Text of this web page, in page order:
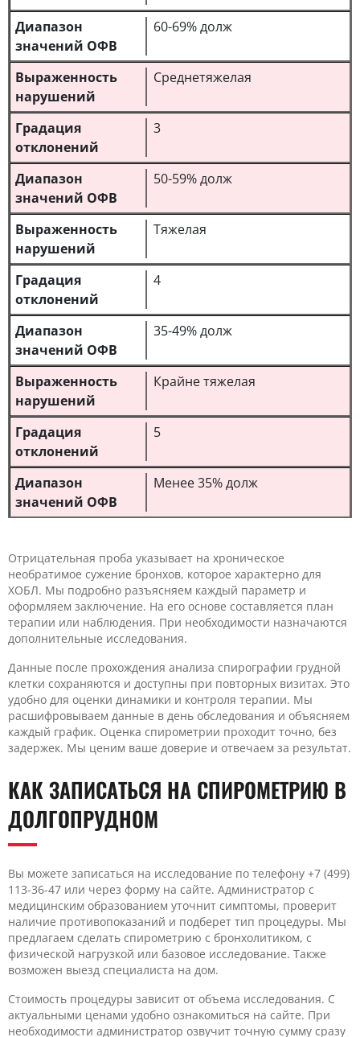
60-69% долж
Среднетяжелая
3
50-59% долж
Тяжелая
4
35-49% долж
Крайне тяжелая
5
Менее 35% долж
Отрицательная проба указывает на хроническое
необратимое сужение бронхов, которое характерно для
ХОБЛ. Мы подробно разъясняем каждый параметр и
оформляем заключение. На его основе составляется план
терапии или наблюдения. При необходимости назначаются
дополнительные исследования.
Данные после прохождения анализа спирографии грудной
клетки сохраняются и доступны при повторных визитах. Это
удобно для оценки динамики и контроля терапии. Мы
расшифровываем данные в день обследования и объясняем
каждый график. Оценка спирометрии проходит точно, без
задержек. Мы ценим ваше доверие и отвечаем за результат.
КАК ЗАПИСАТЬСЯ НА СПИРОМЕТРИЮ В
ДОЛГОПРУДНОМ
Вы можете записаться на исследование по телефону +7 (499)
113-36-47 или через форму на сайте. Администратор с
медицинским образованием уточнит симптомы, проверит
наличие противопоказаний и подберет тип процедуры. Мы
предлагаем сделать спирометрию с бронхолитиком, с
физической нагрузкой или базовое исследование. Также
возможен выезд специалиста на дом.
Стоимость процедуры зависит от объема исследования. С
актуальными ценами удобно ознакомиться на сайте. При
необходимости администратор озвучит точную сумму сразу